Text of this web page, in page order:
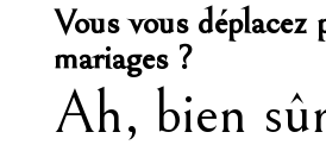
Vous vous déplacez
mariages ?
Ah, bien